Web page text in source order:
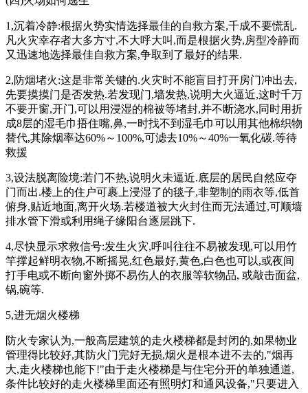
1,沉着冷静:根据火势实情选择最佳的自救方案,千成不要慌乱.
凡火灾幸存者大多方寸,不大呼大叫,而是根据火势,房型冷静而
又迅速地选择最佳自救方案,争取到了最好的结果.
2,防烟堵火:这是非常关键的.火灾时不能盲目打开房门冲出去,
先要摸摸门是否发热.若发现门,墙发热,说明大火逼近,这时千万
不要开窗,开门,可以用浸湿的棉被等堵封,并不断浇水,同时用折
成8层的湿毛巾捂住嘴,鼻,一时找不到湿毛巾可以用其他棉织物
替代,其除烟率达60%～100%,可滤去10%～40%一氧化碳.等待
救援
3,设法脱离险境:若门不热,说明火未逼近.底层的居民自然应夺
门而出.楼上的住户可裹上浸湿了的毯子,非塑制的雨衣等,低首
俯身,贴近地面,离开火场.若楼道被大火封住而无法通过,可顺墙
排水管下滑或利用绳子缘阳台逐层跳下.
4,尽快显示求救信号:发生火灾,呼叫往往不易被发现,可以用竹
竿撑起鲜明衣物,不断摇晃,红色最好,黄色,白色也可以,或夜间
打手电或不断向窗外掷不易伤人的衣服等软物品, 或敲击面盆,
锅,碗等.
5,进无烟火楼梯
防火专家认为,一般高层建筑的走火楼梯都是封闭的,如果物业
管理得比较好,其防火门完好无损,烟火是根本进不去的,"烟再
大,走火楼梯也能下!"由于走火楼梯是与住宅分开的单独通道,
条件比较好的走火楼梯里面还有照明灯和通风设备,"只要进入